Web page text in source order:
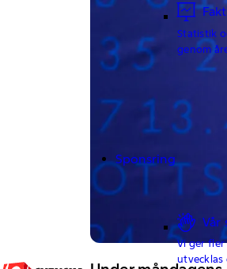
Statistik
genom
Sponsring
Vår
Vi ger
utvecklas